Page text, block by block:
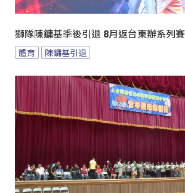
獅隊陳鏞基季後引退 8月返台東辦系列賽
體育 陳鏞基引退